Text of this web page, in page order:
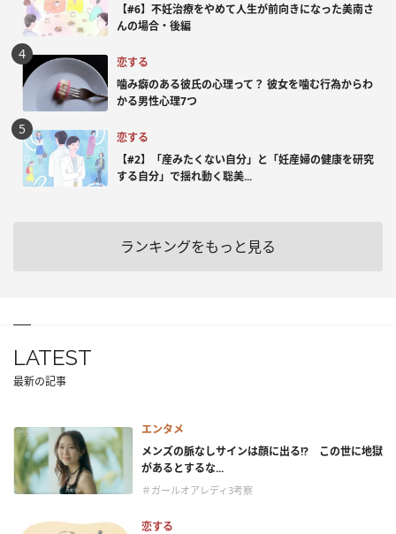
【#6】不妊治療をやめて人生が前向きになった美南さ
んの場合・後編
恋する
噛み癖のある彼氏の心理って？ 彼女を噛む行為からわ
かる男性心理7つ
恋する
【#2】「産みたくない自分」と「妊産婦の健康を研究
する自分」で揺れ動く聡美...
ランキングをもっと見る
LATEST
最新の記事
エンタメ
メンズの脈なしサインは顔に出る!? この世に地獄
があるとするな...
＃ガールオアレディ3考察
恋する